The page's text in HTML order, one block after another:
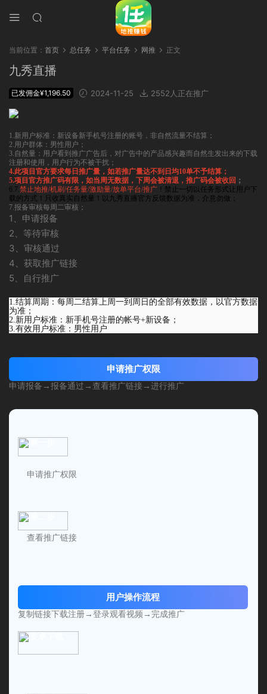
当前位置： 首页 总任务 平台任务 网推 正文
九秀直播
已发佣金¥1,196.50 2024-11-25 2552人正在推广
1.新用户标准：新设备新手机号注册的账号，非自然流量不结算；
2.用户群体：男性用户；
3.自然量：用户看到推广广告后，对广告中的产品感兴趣而自然生发出来的下载
注册和使用，用户行为不被干扰；
4.此项目官方要求每日推广量，如若推广量达不到日均10单不予结算；
5.项目官方推广码有限，如当周无数据，下周会被清退，推广码会被收回 ；
6.7.禁止地推/机刷/任务量/激励量/放单平台/推广 ！禁止一切以任务形式让用户下
载的方式！只收真实自然量！
以九秀直播官方反馈数据为准，介意勿做；
7.报备审核每周二审核；
1、申请报备
2、等待审核
3、审核通过
4、获取推广链接
5、自行推广
1.结算周期：每周二结算上周一到周日的全部有效数据，以官方数据
为准 ；
2.新用户标准：新手机号注册的帐号+新设备 ；
3.有效用户标准：男性用户
申请推广权限
申请报备 → 报备通过 → 查看推广链接 → 进行推广
申请推广权限
查看推广链接
用户操作流程
复制链接下载注册→登录观看视频→完成推广